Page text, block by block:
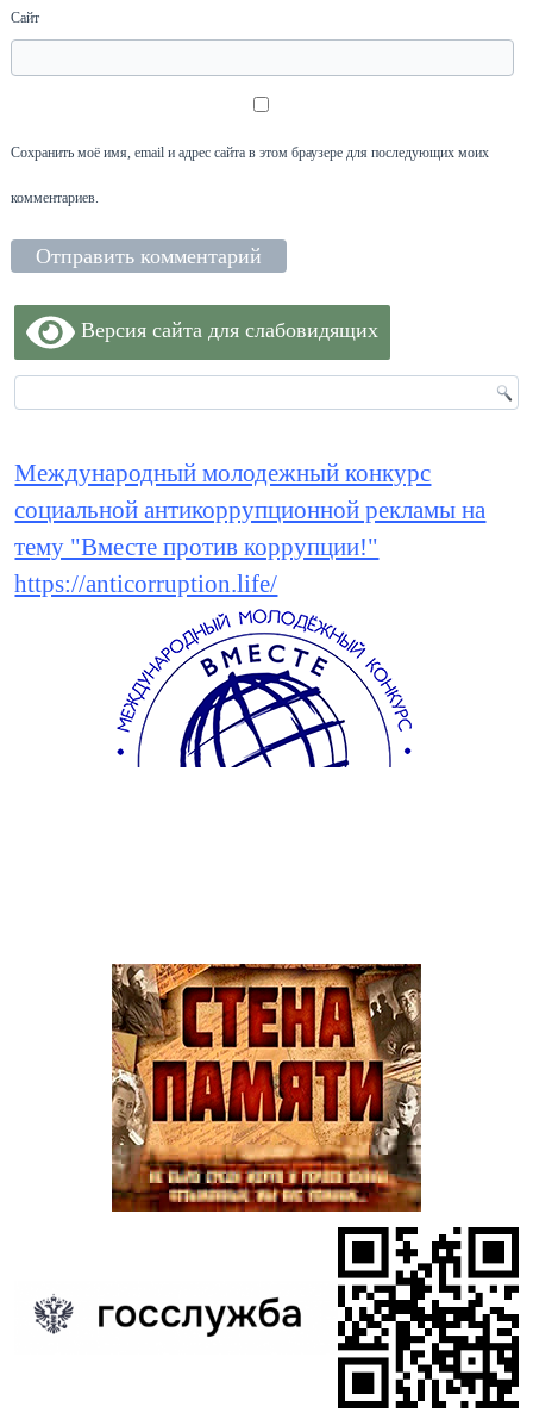
Сайт
Сохранить моё имя, email и адрес сайта в этом браузере для последующих моих
комментариев.
Версия сайта для слабовидящих
Международный молодежный конкурс
социальной антикоррупционной рекламы на
тему "Вместе против коррупции!"
https://anticorruption.life/